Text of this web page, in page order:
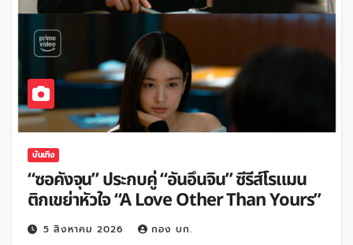
บันเทิง
“ซอคังจุน” ประกบคู่ “อันอึนจิน” ซีรีส์โรแมน
ติกเขย่าหัวใจ “A Love Other Than Yours”
5 สิงหาคม 2026 กอง บก.